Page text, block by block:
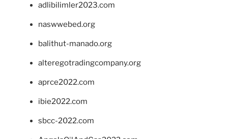
adlibilimler2023.com
naswwebed.org
balithut-manado.org
alteregotradingcompany.org
aprce2022.com
ibie2022.com
sbcc-2022.com